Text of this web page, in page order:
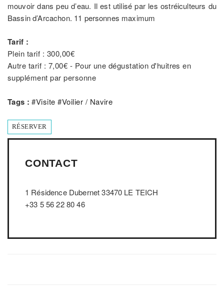
mouvoir dans peu d’eau. Il est utilisé par les ostréiculteurs du
Bassin d’Arcachon. 11 personnes maximum
Tarif :
Plein tarif : 300,00€
Autre tarif : 7,00€ - Pour une dégustation d'huitres en
supplément par personne
Tags : #Visite #Voilier / Navire
RÉSERVER
CONTACT
1 Résidence Dubernet 33470 LE TEICH
+33 5 56 22 80 46